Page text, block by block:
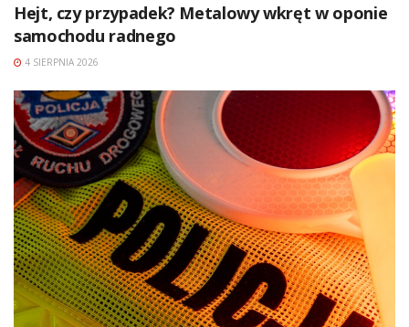
Hejt, czy przypadek? Metalowy wkręt w oponie
samochodu radnego
4 SIERPNIA 2026